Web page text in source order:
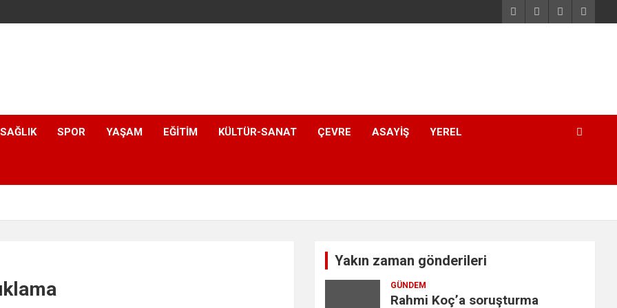
SAĞLIK SPOR YAŞAM EĞITIM KÜLTÜR-SANAT ÇEVRE ASAYIŞ YEREL
Yakın zaman gönderileri
GÜNDEM
Rahmi Koç’a soruşturma